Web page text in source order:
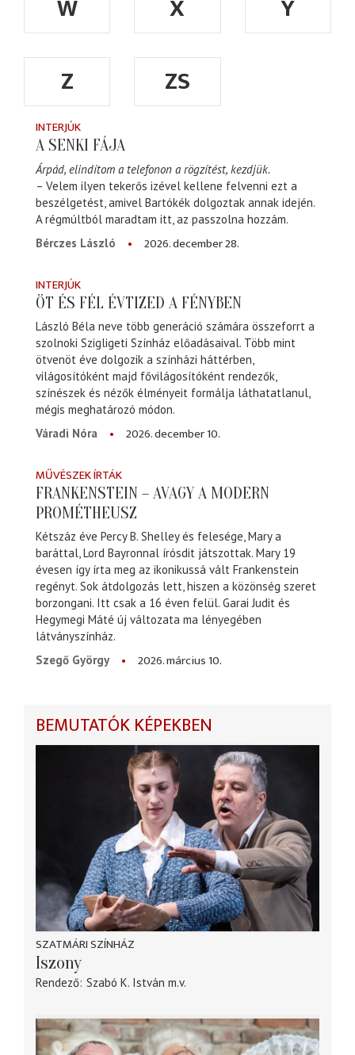
W X
Y
Z
ZS
INTERJÚK
A SENKI FÁJA
Árpád, elindítom a telefonon a rögzítést, kezdjük.
– Velem ilyen tekerős izével kellene felvenni ezt a
beszélgetést, amivel Bartókék dolgoztak annak idején.
A régmúltból maradtam itt, az passzolna hozzám.
Bérczes László
2026. december 28.
INTERJÚK
ÖT ÉS FÉL ÉVTIZED A FÉNYBEN
László Béla neve több generáció számára összeforrt a
szolnoki Szigligeti Színház előadásaival. Több mint
ötvenöt éve dolgozik a színházi háttérben,
világosítóként majd fővilágosítóként rendezők,
színészek és nézők élményeit formálja láthatatlanul,
mégis meghatározó módon.
Váradi Nóra
2026. december 10.
MŰVÉSZEK ÍRTÁK
FRANKENSTEIN – AVAGY A MODERN
PROMÉTHEUSZ
Kétszáz éve Percy B. Shelley és felesége, Mary a
baráttal, Lord Bayronnal írósdit játszottak. Mary 19
évesen így írta meg az ikonikussá vált Frankenstein
regényt. Sok átdolgozás lett, hiszen a közönség szeret
borzongani. Itt csak a 16 éven felül. Garai Judit és
Hegymegi Máté új változata ma lényegében
látványszínház.
Szegő György
2026. március 10.
BEMUTATÓK KÉPEKBEN
SZATMÁRI SZÍNHÁZ
Iszony
Rendező Szabó K. István m.v.